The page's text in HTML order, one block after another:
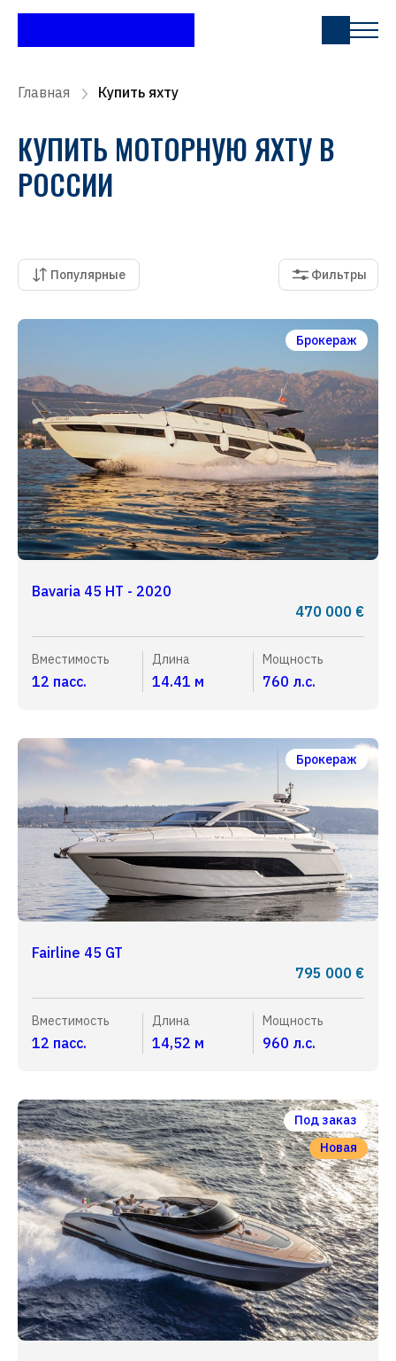
Главная Купить яхту
КУПИТЬ МОТОРНУЮ ЯХТУ В
РОССИИ
Фильтры
Популярные
Брокераж
Bavaria 45 HT - 2020
470 000 €
Вместимость
12 пасс.
Длина
14.41 м
Мощность
760 л.с.
Брокераж
Fairline 45 GT
795 000 €
Вместимость
12 пасс.
Длина
14,52 м
Мощность
960 л.с.
Под заказ
Новая